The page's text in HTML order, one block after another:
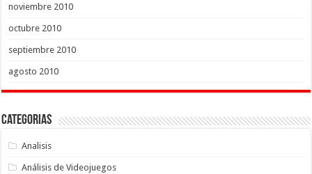
noviembre 2010
octubre 2010
septiembre 2010
agosto 2010
Categorias
Analisis
Análisis de Videojuegos